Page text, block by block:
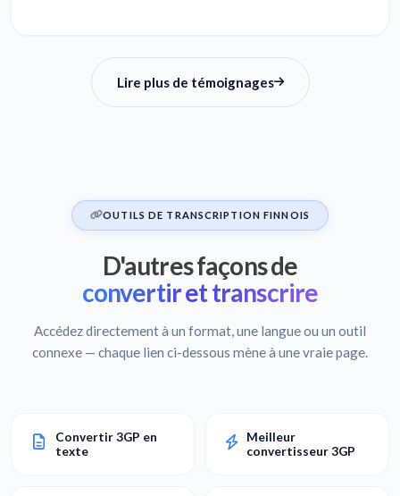
Lire plus de témoignages
OUTILS DE TRANSCRIPTION FINNOIS
D'autres façons de
convertir et transcrire
Accédez directement à un format, une langue ou un outil
connexe — chaque lien ci-dessous mène à une vraie page.
Convertir 3GP en
texte
Meilleur
convertisseur 3GP